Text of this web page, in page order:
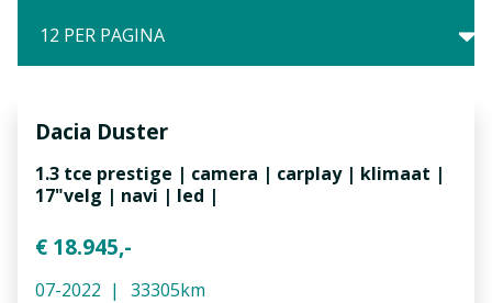
Dacia Duster
1.3 tce prestige | camera | carplay | klimaat |
17"velg | navi | led |
€ 18.945,-
07-2022 33305km